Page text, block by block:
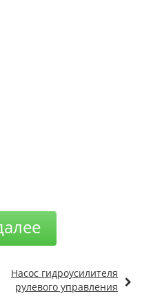
Насос гидроусилителя
рулевого управления